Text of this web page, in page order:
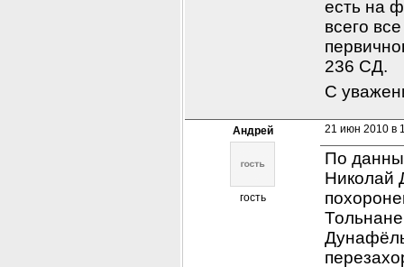
есть на
всего
236 СД.
С
Андрей
гость
21 июн 2010 в
По
Николай